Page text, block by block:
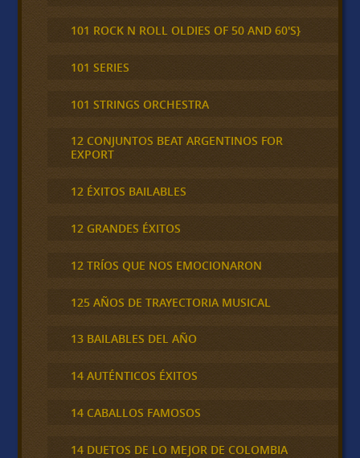
101 ROCK N ROLL OLDIES OF 50 AND 60'S}
101 SERIES
101 STRINGS ORCHESTRA
12 CONJUNTOS BEAT ARGENTINOS FOR
EXPORT
12 ÉXITOS BAILABLES
12 GRANDES ÉXITOS
12 TRÍOS QUE NOS EMOCIONARON
125 AÑOS DE TRAYECTORIA MUSICAL
13 BAILABLES DEL AÑO
14 AUTÉNTICOS ÉXITOS
14 CABALLOS FAMOSOS
14 DUETOS DE LO MEJOR DE COLOMBIA